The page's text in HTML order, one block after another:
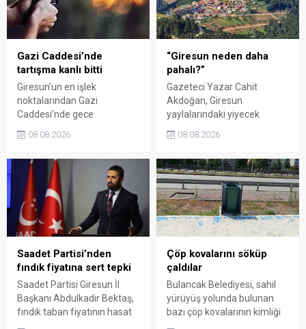
kadar uzatıldı.
Giresun milletvekillerini
sessiz kalmakla suçladı.
Gazi Caddesi’nde
tartışma kanlı bitti
Giresun’un en işlek
noktalarından Gazi
Caddesi’nde gece
kavgada A.E. ayağından
bölgede kısa süreli panik
yaşanırken polis geniş çaplı
soruşturma başlattı.
08.08.2026
“Giresun neden daha
pahalı?”
Gazeteci Yazar Cahit
Akdoğan, Giresun
yaylalarındaki yiyecek
belirgin biçimde yüksek
Valiliği, Tarım ve Orman İl
Müdürlüğü ile ilgili kurumları
denetime çağırdı. Akdoğan,
yüzde 50’ye ulaşan fiyat
farklarının araştırılması
gerektiğini söyledi.
08.08.2026
Saadet Partisi’nden
fındık fiyatına sert tepki
Saadet Partisi Giresun İl
Başkanı Abdulkadir Bektaş,
fındık taban fiyatının hasat
Çöp kovalarını söküp
çaldılar
Bulancak Belediyesi, sahil
yürüyüş yolunda bulunan
bazı çöp kovalarının kimliği